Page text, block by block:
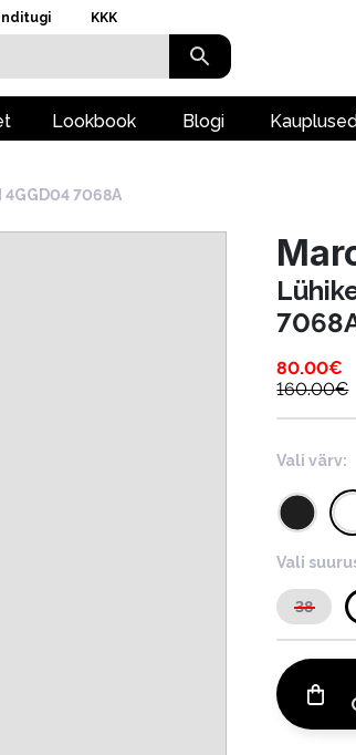
KKK
Lookbook Blogi
7068A
80.00€
160.00€
Vali värv:
Vali
38